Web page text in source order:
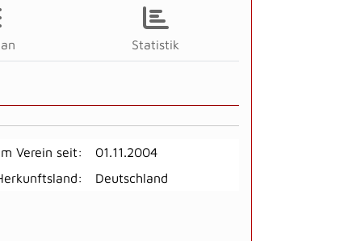
Statistik
Verein seit:
01.11.2004
Deutschland